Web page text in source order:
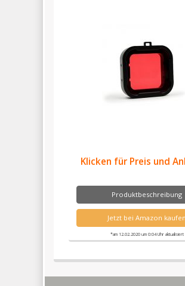
Klicken für Preis und
Produktbeschreibung
Jetzt bei Amazon kaufen
*am 12.02.2020 um 0:04 Uhr aktualisiert